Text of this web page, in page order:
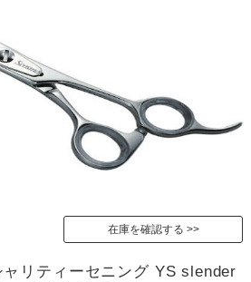
在庫を確認する
リティーセニング YS slender